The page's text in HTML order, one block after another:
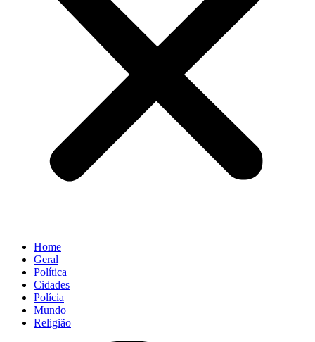
Home
Geral
Política
Cidades
Polícia
Mundo
Religião